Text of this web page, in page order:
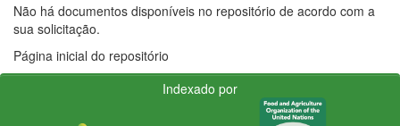
Não há documentos disponíveis no repositório de acordo com a
sua solicitação.
Página inicial do repositório
Indexado por